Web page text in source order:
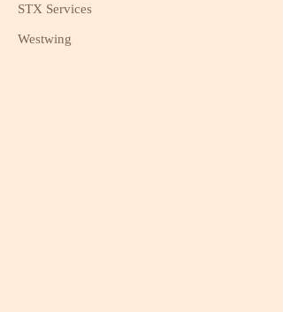
STX Services
Westwing